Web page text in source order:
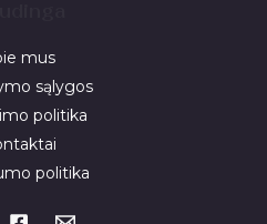
mus
sąlygos
politika
politika